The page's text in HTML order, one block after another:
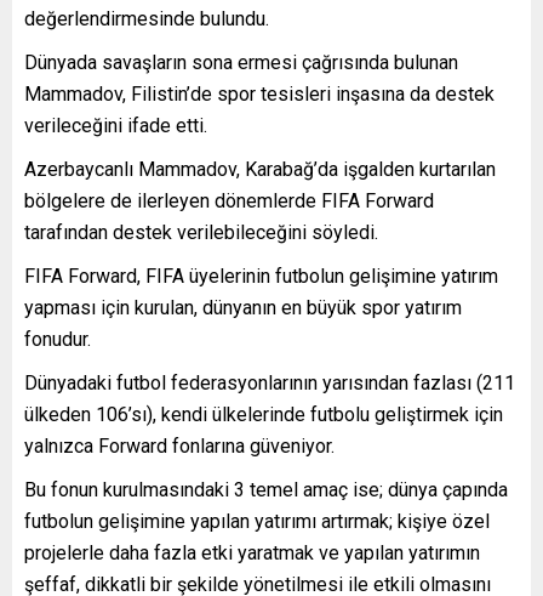
değerlendirmesinde bulundu.
Dünyada savaşların sona ermesi çağrısında bulunan
Mammadov, Filistin’de spor tesisleri inşasına da destek
verileceğini ifade etti.
Azerbaycanlı Mammadov, Karabağ’da işgalden kurtarılan
bölgelere de ilerleyen dönemlerde FIFA Forward
tarafından destek verilebileceğini söyledi.
FIFA Forward, FIFA üyelerinin futbolun gelişimine yatırım
yapması için kurulan, dünyanın en büyük spor yatırım
fonudur.
Dünyadaki futbol federasyonlarının yarısından fazlası (211
ülkeden 106’sı), kendi ülkelerinde futbolu geliştirmek için
yalnızca Forward fonlarına güveniyor.
Bu fonun kurulmasındaki 3 temel amaç ise; dünya çapında
futbolun gelişimine yapılan yatırımı artırmak; kişiye özel
projelerle daha fazla etki yaratmak ve yapılan yatırımın
şeffaf, dikkatli bir şekilde yönetilmesi ile etkili olmasını